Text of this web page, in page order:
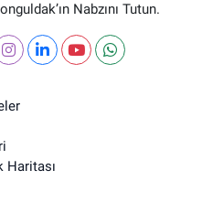
Nabzını Tutun.
Haritası